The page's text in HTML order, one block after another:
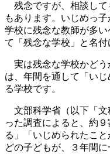
残念ですが、相談して
もあります。いじめっ
学校に残念な教師が多
て「残念な学校」と名付
実は残念な学校かどう
は、年間を通して「い
る学校です。
文部科学省（以下「文
った調査によると、約
る」「いじめられたこ
どの子どもが、３年間